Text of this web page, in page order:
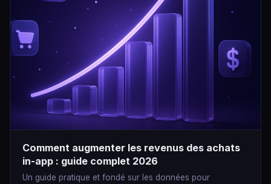
Comment augmenter les revenus des achats
in-app : guide complet 2026
Un guide pratique et fondé sur les données pour